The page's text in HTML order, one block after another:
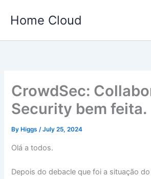
Home Cloud
CrowdSec:
Security bem feita.
By Higgs/July 25, 2024
Olá a todos.
Depois do debacle que foi a situação